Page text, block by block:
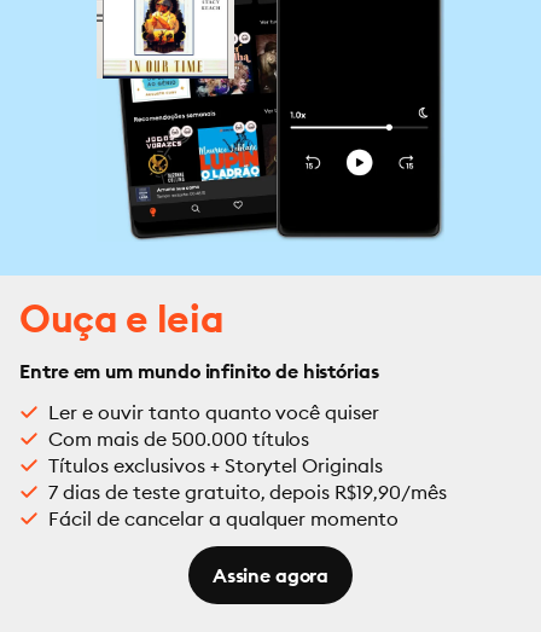
Ouça e leia
Entre em um mundo infinito de histórias
Ler e ouvir tanto quanto você quiser
Com mais de 500.000 títulos
Títulos exclusivos + Storytel Originals
7 dias de teste gratuito, depois R$19,90/mês
Fácil de cancelar a qualquer momento
Assine agora